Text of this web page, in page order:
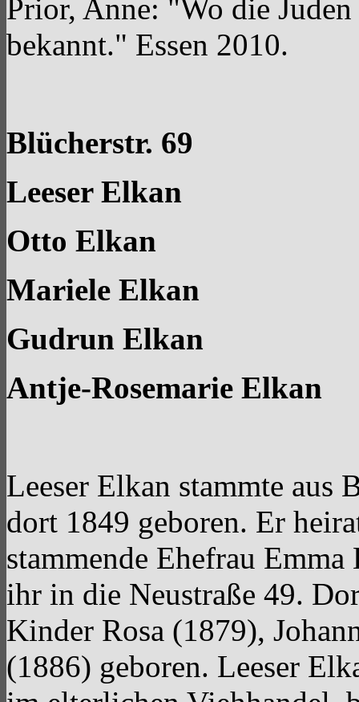
Prior, Anne: "Wo die
bekannt." Essen 2010.
Blücherstr. 69
Leeser Elkan
Otto Elkan
Mariele Elkan
Gudrun Elkan
Antje-Rosemarie Elkan
Leeser Elkan stammte aus
dort 1849 geboren. Er
stammende Ehefrau
ihr in die Neustraße 49.
Kinder Rosa (1879),
(1886) geboren. Leeser